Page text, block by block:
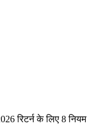
रिटर्न के लिए 8 नियम